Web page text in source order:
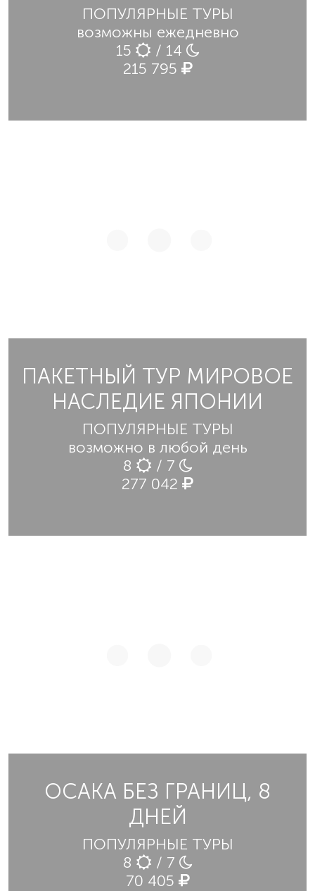
ПОПУЛЯРНЫЕ ТУРЫ
возможны ежедневно
15
/ 14
215 795
ПАКЕТНЫЙ ТУР МИРОВОЕ
НАСЛЕДИЕ ЯПОНИИ
ПОПУЛЯРНЫЕ ТУРЫ
возможно в любой день
8
/ 7
277 042
ОСАКА БЕЗ ГРАНИЦ, 8
ДНЕЙ
ПОПУЛЯРНЫЕ ТУРЫ
8
/ 7
70 405